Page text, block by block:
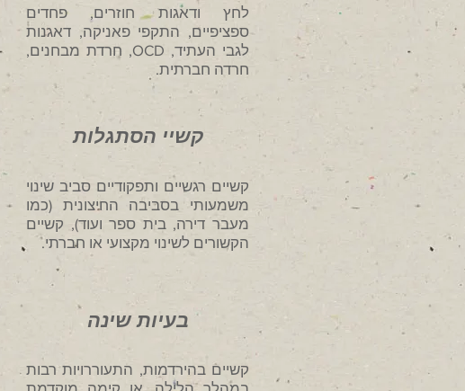
לחץ ודאגות חוזרים, פחדים
ספציפיים, התקפי פאניקה, דאגנות
לגבי העתיד, OCD, חרדת מבחנים,
חרדה חברתית.
קשיי הסתגלות
קשיים רגשיים ותפקודיים סביב שינוי
משמעותי בסביבה החיצונית (כמו
מעבר דירה, בית ספר ועוד), קשיים
הקשורים לשינוי מקצועי או חברתי.
בעיות שינה
קשיים בהירדמות, התעוררויות רבות